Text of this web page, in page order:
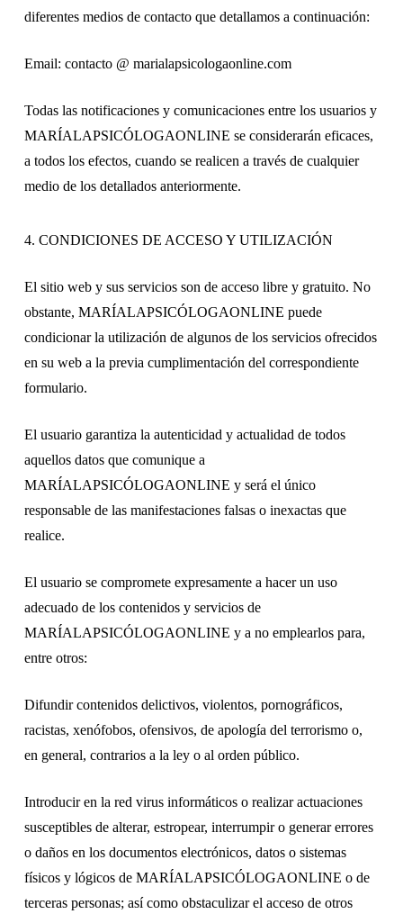
diferentes medios de contacto que detallamos a continuación:
Email: contacto @ marialapsicologaonline.com
Todas las notificaciones y comunicaciones entre los usuarios y
MARÍALAPSICÓLOGAONLINE se considerarán eficaces,
a todos los efectos, cuando se realicen a través de cualquier
medio de los detallados anteriormente.
4. CONDICIONES DE ACCESO Y UTILIZACIÓN
El sitio web y sus servicios son de acceso libre y gratuito. No
obstante, MARÍALAPSICÓLOGAONLINE puede
condicionar la utilización de algunos de los servicios ofrecidos
en su web a la previa cumplimentación del correspondiente
formulario.
El usuario garantiza la autenticidad y actualidad de todos
aquellos datos que comunique a
MARÍALAPSICÓLOGAONLINE y será el único
responsable de las manifestaciones falsas o inexactas que
realice.
El usuario se compromete expresamente a hacer un uso
adecuado de los contenidos y servicios de
MARÍALAPSICÓLOGAONLINE y a no emplearlos para,
entre otros:
Difundir contenidos delictivos, violentos, pornográficos,
racistas, xenófobos, ofensivos, de apología del terrorismo o,
en general, contrarios a la ley o al orden público.
Introducir en la red virus informáticos o realizar actuaciones
susceptibles de alterar, estropear, interrumpir o generar errores
o daños en los documentos electrónicos, datos o sistemas
físicos y lógicos de MARÍALAPSICÓLOGAONLINE o de
terceras personas; así como obstaculizar el acceso de otros